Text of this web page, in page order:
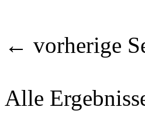
← vorherige
Alle